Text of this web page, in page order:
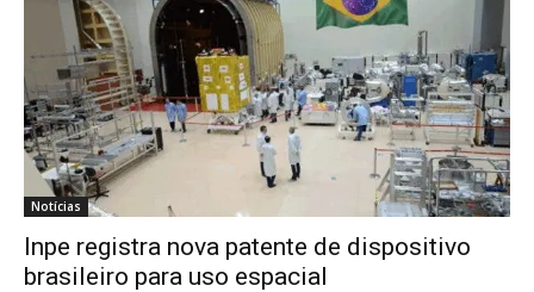
Notícias
Inpe registra nova patente de dispositivo
brasileiro para uso espacial